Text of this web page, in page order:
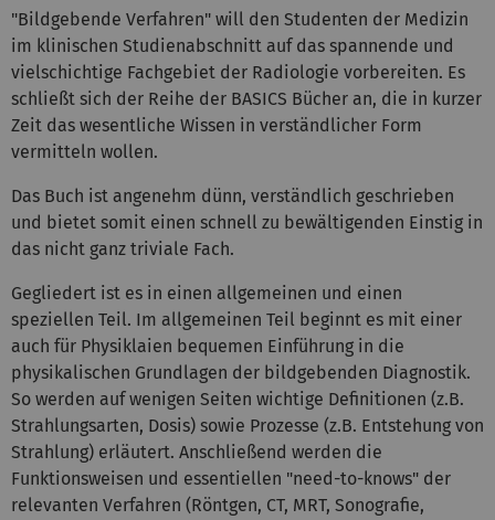
"Bildgebende Verfahren" will den Studenten der Medizin
im klinischen Studienabschnitt auf das spannende und
vielschichtige Fachgebiet der Radiologie vorbereiten. Es
schließt sich der Reihe der BASICS Bücher an, die in kurzer
Zeit das wesentliche Wissen in verständlicher Form
vermitteln wollen.
Das Buch ist angenehm dünn, verständlich geschrieben
und bietet somit einen schnell zu bewältigenden Einstig in
das nicht ganz triviale Fach.
Gegliedert ist es in einen allgemeinen und einen
speziellen Teil. Im allgemeinen Teil beginnt es mit einer
auch für Physiklaien bequemen Einführung in die
physikalischen Grundlagen der bildgebenden Diagnostik.
So werden auf wenigen Seiten wichtige Definitionen (z.B.
Strahlungsarten, Dosis) sowie Prozesse (z.B. Entstehung von
Strahlung) erläutert. Anschließend werden die
Funktionsweisen und essentiellen "need-to-knows" der
relevanten Verfahren (Röntgen, CT, MRT, Sonografie,